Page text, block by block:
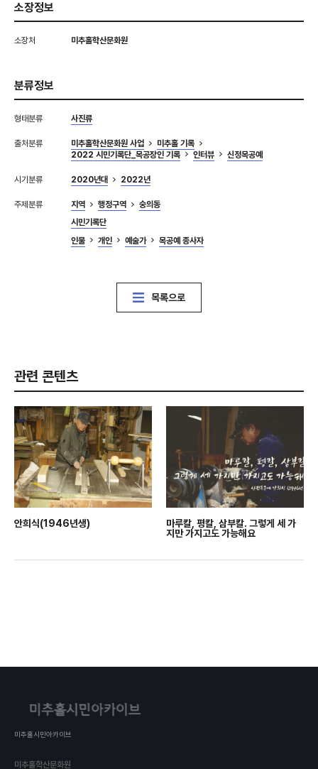
소장정보
소장처 미추홀학산문화원
분류정보
형태분류 사진류
출처분류 미추홀학산문화원 사업
미추홀 기록
2022 시민기록단_목공장인 기록
인터뷰 신정목공예
시기분류 2020년대 2022년
주제분류 지역 행정구역
숭의동
시민기록단
인물
개인 예술가 목공예 종사자
목록으로
관련 콘텐츠
안희식(1946년생)
마루칼, 평칼, 삼부칼. 그렇게 세 가
지만 가지고도 가능해요
미추홀시민아카이브
미추홀학산문화원